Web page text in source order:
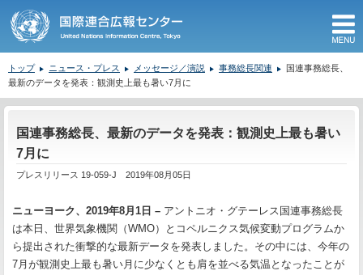
トップ ニュース・プレス メッセージ／演説 事務総長関連
国連事務総長、
最新のデータを発表：観測史上最も暑い7月に
国連事務総長、最新のデータを発表：観測史上最も暑い
7月に
プレスリリース 19-059-J 2019年08月05日
ニューヨーク、2019年8月1日 – アントニオ・グテーレス国連事務総長
は本日、世界気象機関（WMO）とコペルニクス気候変動プログラムか
ら提出された衝撃的な最新データを発表しました。その中には、今年の
7月が観測史上最も暑い月に少なくとも肩を並べる気温となったことが